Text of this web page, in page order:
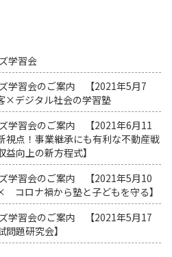
学習会
学習会のご案内 【2021年5月7
×デジタル社会の学習塾
学習会のご案内 【2021年6月11
点！事業継承にも有利な不動産戦
向上の新方程式】
学習会のご案内 【2021年5月10
ロナ禍から塾と子どもを守る】
学習会のご案内 【2021年5月17
題研究会】